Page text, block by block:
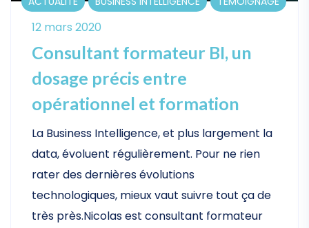
12 mars 2020
Consultant formateur BI, un
dosage précis entre
opérationnel et formation
La Business Intelligence, et plus largement la
data, évoluent régulièrement. Pour ne rien
rater des dernières évolutions
technologiques, mieux vaut suivre tout ça de
très près.Nicolas est consultant formateur